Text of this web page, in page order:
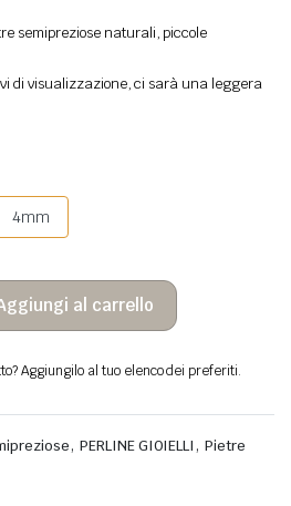
semipreziose naturali, piccole
di visualizzazione, ci sarà una leggera
4mm
al carrello
Aggiungilo al tuo elenco dei preferiti.
, PERLINE GIOIELLI ,Pietre